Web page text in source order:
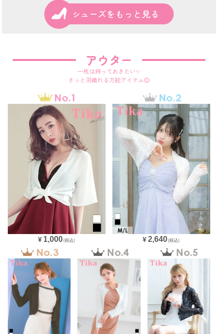
シューズをもっと見る
アウター
一枚は持っておきたい✨
さっと羽織れる万能アイテム◎
¥ 1,000(税込) ¥2,640(税込)